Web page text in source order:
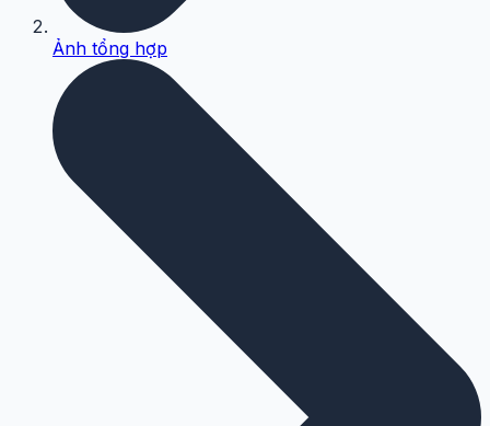
Ảnh tổng hợp